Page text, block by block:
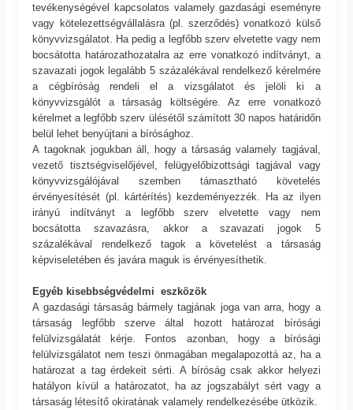
tevékenységével kapcsolatos valamely gazdasági eseményre
vagy kötelezettségvállalásra (pl. szerződés) vonatkozó külső
könyvvizsgálatot. Ha pedig a legfőbb szerv elvetette vagy nem
bocsátotta határozathozatalra az erre vonatkozó indítványt, a
szavazati jogok legalább 5 százalékával rendelkező kérelmére
a cégbíróság rendeli el a vizsgálatot és jelöli ki a
könyvvizsgálót a társaság költségére. Az erre vonatkozó
kérelmet a legfőbb szerv ülésétől számított 30 napos határidőn
belül lehet benyújtani a bírósághoz.
A tagoknak jogukban áll, hogy a társaság valamely tagjával,
vezető tisztségviselőjével, felügyelőbizottsági tagjával vagy
könyvvizsgálójával szemben támasztható követelés
érvényesítését (pl. kártérítés) kezdeményezzék. Ha az ilyen
irányú indítványt a legfőbb szerv elvetette vagy nem
bocsátotta szavazásra, akkor a szavazati jogok 5
százalékával rendelkező tagok a követelést a társaság
képviseletében és javára maguk is érvényesíthetik.
Egyéb kisebbségvédelmi eszközök
A gazdasági társaság bármely tagjának joga van arra, hogy a
társaság legfőbb szerve által hozott határozat bírósági
felülvizsgálatát kérje. Fontos azonban, hogy a bírósági
felülvizsgálatot nem teszi önmagában megalapozottá az, ha a
határozat a tag érdekeit sérti. A bíróság csak akkor helyezi
hatályon kívül a határozatot, ha az jogszabályt sért vagy a
társaság létesítő okiratának valamely rendelkezésébe ütközik.